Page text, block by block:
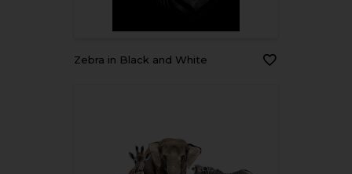
Zebra in Black and White